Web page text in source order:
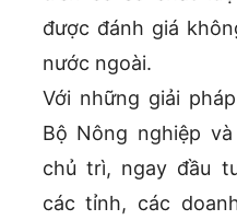
được đánh giá
nước ngoài.
Với những giải
Bộ Nông nghiệp
chủ trì, ngay đầu
các tỉnh, các